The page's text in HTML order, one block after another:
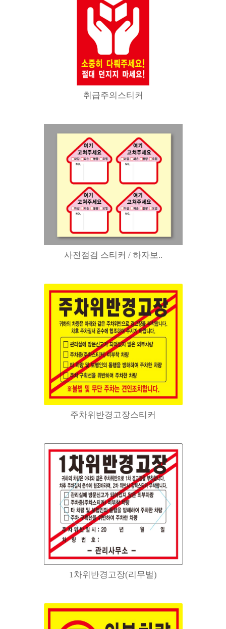
취급주의스티커
사전점검 스티커 / 하자보..
주차위반경고장스티커
1차위반경고장(리무벌)